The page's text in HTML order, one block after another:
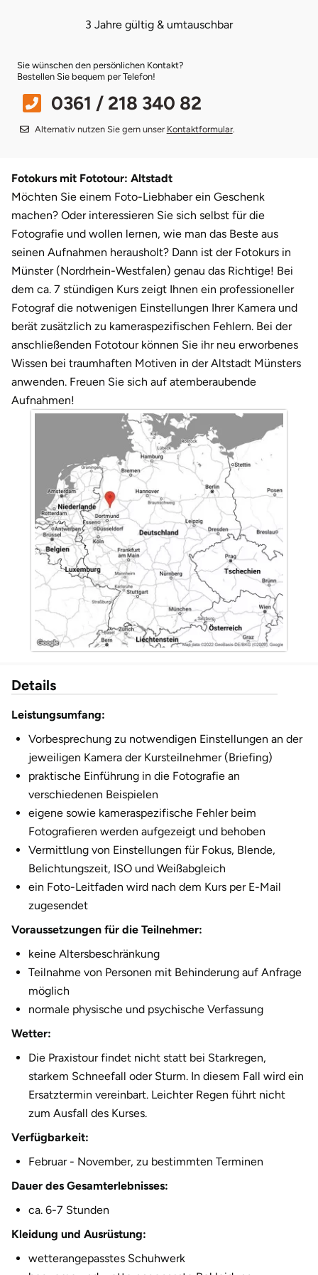
3 Jahre gültig & umtauschbar
Sie wünschen den persönlichen Kontakt?
Bestellen Sie bequem per Telefon!
0361 / 218 340 82
Alternativ nutzen Sie gern unser Kontaktformular.
Fotokurs mit Fototour: Altstadt
Möchten Sie einem Foto-Liebhaber ein Geschenk
machen? Oder interessieren Sie sich selbst für die
Fotografie und wollen lernen, wie man das Beste aus
seinen Aufnahmen herausholt? Dann ist der Fotokurs in
Münster (Nordrhein-Westfalen) genau das Richtige! Bei
dem ca. 7 stündigen Kurs zeigt Ihnen ein professioneller
Fotograf die notwenigen Einstellungen Ihrer Kamera und
berät zusätzlich zu kameraspezifischen Fehlern. Bei der
anschließenden Fototour können Sie ihr neu erworbenes
Wissen bei traumhaften Motiven in der Altstadt Münsters
anwenden. Freuen Sie sich auf atemberaubende
Aufnahmen!
Details
Leistungsumfang:
Vorbesprechung zu notwendigen Einstellungen an der
jeweiligen Kamera der Kursteilnehmer (Briefing)
praktische Einführung in die Fotografie an
verschiedenen Beispielen
eigene sowie kameraspezifische Fehler beim
Fotografieren werden aufgezeigt und behoben
Vermittlung von Einstellungen für Fokus, Blende,
Belichtungszeit, ISO und Weißabgleich
ein Foto-Leitfaden wird nach dem Kurs per E-Mail
zugesendet
Voraussetzungen für die Teilnehmer:
keine Altersbeschränkung
Teilnahme von Personen mit Behinderung auf Anfrage
möglich
normale physische und psychische Verfassung
Wetter:
Die Praxistour findet nicht statt bei Starkregen,
starkem Schneefall oder Sturm. In diesem Fall wird ein
Ersatztermin vereinbart. Leichter Regen führt nicht
zum Ausfall des Kurses.
Verfügbarkeit:
Februar - November, zu bestimmten Terminen
Dauer des Gesamterlebnisses:
ca. 6-7 Stunden
Kleidung und Ausrüstung:
wetterangepasstes Schuhwerk
Bruchsal
Burghausen
Chemnitz
Cloppenburg
Coburg
Cottbus
Darmstadt
Deggendorf
Dessau
Dorsten
Dortmund
Dresden
Duisburg
Düsseldorf
Erfurt
Erlangen
Essen
Flensburg
Frankfurt am Main
Fulda
Fürstenfeldbruck
Geiselwind
Gelnhausen
Gera
Gersfeld
Gotha
Görlitz
Nürnberg
Oberlausitz
Riesa
Ruhrgebiet
Strausberg (Berlin/Brandenburg)
Sömmerda
Weimar
sächsische Schweiz
Sonneberg
Suhl
Weimar
Weißenfels
Witterda